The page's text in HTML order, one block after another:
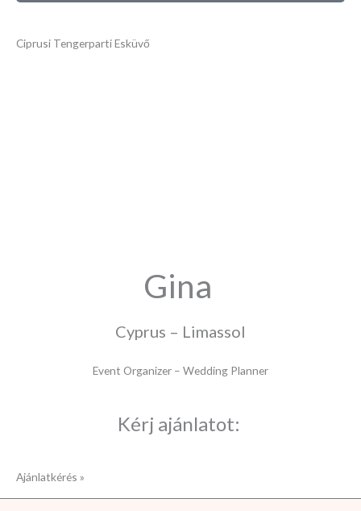
Ciprusi Tengerparti Esküvő
Gina
Cyprus – Limassol
Event Organizer – Wedding Planner
Kérj ajánlatot:
Ajánlatkérés »